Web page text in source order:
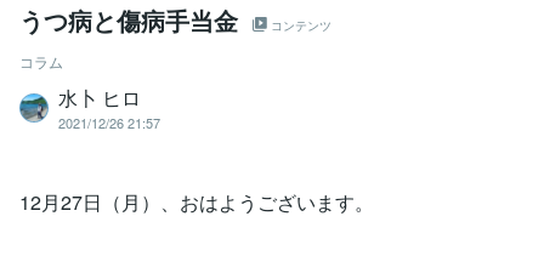
うつ病と傷病手当金 コンテンツ
コラム
水卜 ヒロ
2021/12/26 21:57
12月27日（月）、おはようございます。